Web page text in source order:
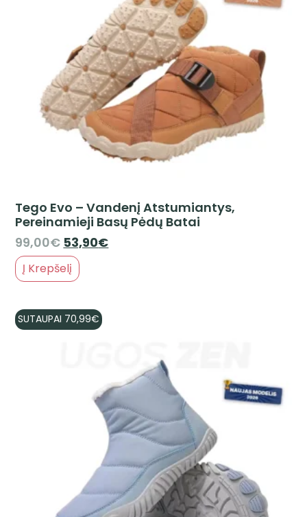
Tego Evo – Vandenį Atstumiantys,
Pereinamieji Basų Pėdų Batai
99,00€ 53,90€
Į Krepšelį
SUTAUPAI 70,99€